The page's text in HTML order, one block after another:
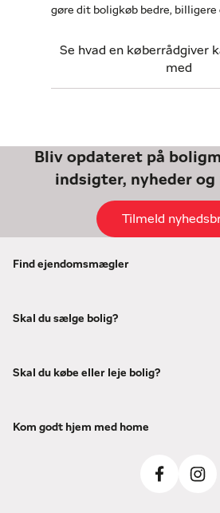
gøre dit boligkøb bedre, billigere
Se hvad en køberrådgiver
med
Bliv opdateret på
indsigter, nyheder
Tilmeld
Find ejendomsmægler
Skal du sælge bolig?
Skal du købe eller leje bolig?
Kom godt hjem med home